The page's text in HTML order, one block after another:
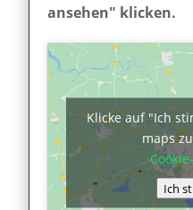
ansehen" klicken.
Klicke auf "Ich
maps
Ich